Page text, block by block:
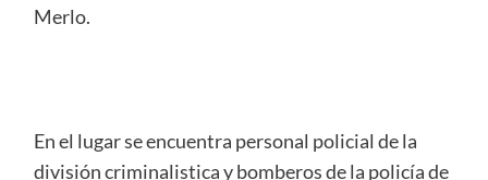
Merlo.
En el lugar se encuentra personal policial de la
división criminalistica y bomberos de la policía de